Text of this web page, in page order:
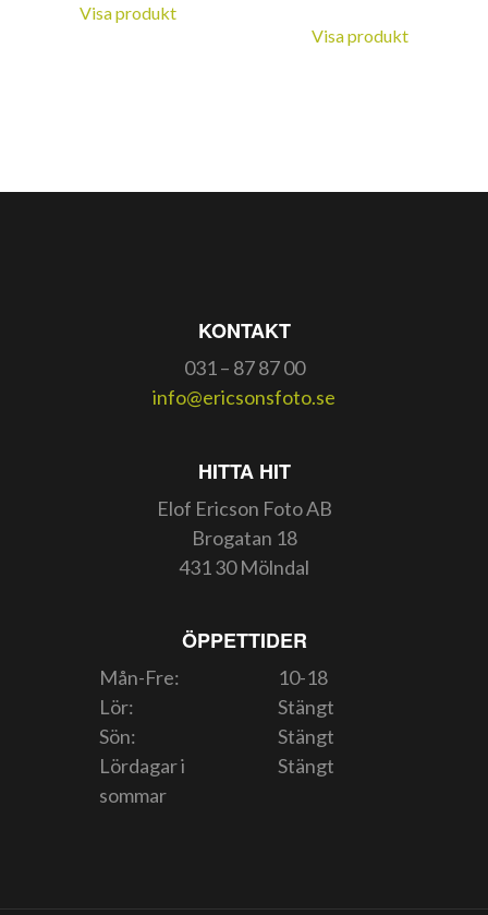
Visa produkt
Visa produkt
KONTAKT
031 – 87 87 00
info@ericsonsfoto.se
HITTA HIT
Elof Ericson Foto AB
Brogatan 18
431 30 Mölndal
ÖPPETTIDER
Mån-Fre:
10-18
Lör:
Stängt
Sön:
Stängt
Lördagar i
sommar
Stängt